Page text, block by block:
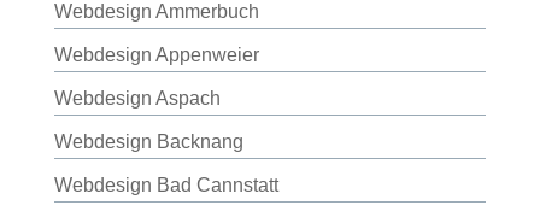
Webdesign Ammerbuch
Webdesign Appenweier
Webdesign Aspach
Webdesign Backnang
Webdesign Bad Cannstatt